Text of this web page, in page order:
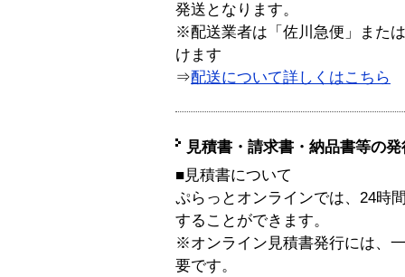
発送となります。
※配送業者は「佐川急便」また
けます
⇒配送について詳しくはこちら
見積書・請求書・納品書等の
■見積書について
ぷらっとオンラインでは、24時
することができます。
※オンライン見積書発行には、
要です。